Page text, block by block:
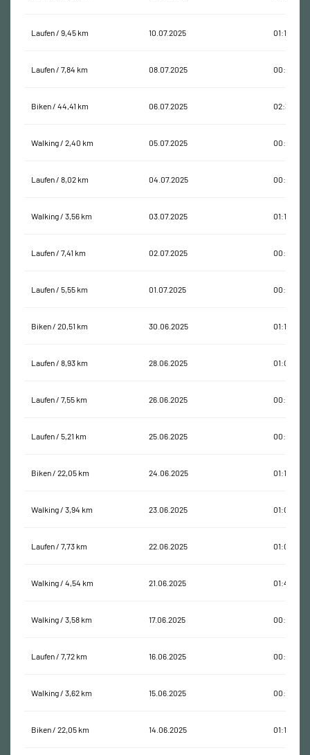
Laufen / 9,45 km 10.07.2025 01:12:36
Laufen / 7,84 km 08.07.2025 00:50:36
Biken / 44,41 km 06.07.2025 02:36:00
Walking / 2,40 km 05.07.2025 00:43:10
Laufen / 8,02 km 04.07.2025 00:54:36
Walking / 3,56 km 03.07.2025 01:13:30
Laufen / 7,41 km 02.07.2025 00:56:47
Laufen / 5,55 km 01.07.2025 00:41:00
Biken / 20,51 km 30.06.2025 01:18:21
Laufen / 8,93 km 28.06.2025 01:07:00
Laufen / 7,55 km 26.06.2025 00:54:42
Laufen / 5,21 km 25.06.2025 00:40:16
Biken / 22,05 km 24.06.2025 01:12:32
Walking / 3,94 km 23.06.2025 01:00:17
Laufen / 7,73 km 22.06.2025 01:05:18
Walking / 4,54 km 21.06.2025 01:42:00
Walking / 3,58 km 17.06.2025 00:38:50
Laufen / 7,72 km 16.06.2025 00:54:49
Walking / 3,62 km 15.06.2025 00:51:22
Biken / 22,05 km 14.06.2025 01:11:41